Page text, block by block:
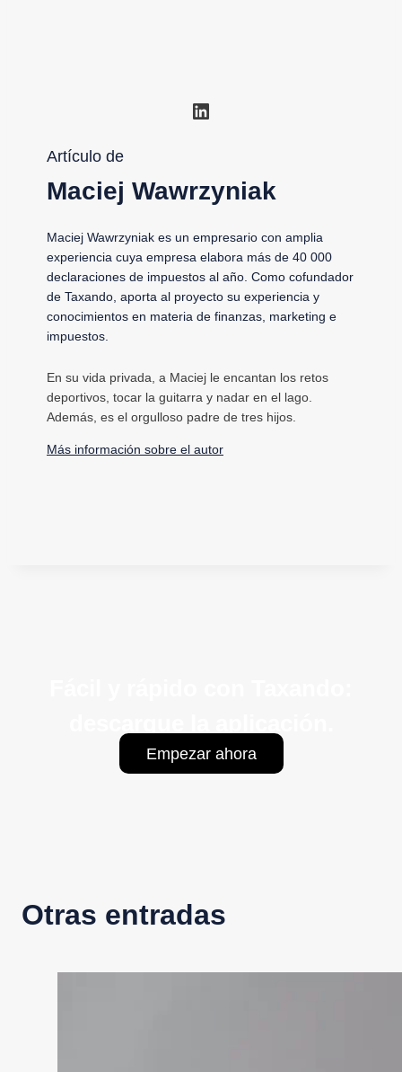
LinkedIn
Artículo de
Maciej Wawrzyniak
Maciej Wawrzyniak es un empresario con amplia
experiencia cuya empresa elabora más de 40 000
declaraciones de impuestos al año. Como cofundador
de Taxando, aporta al proyecto su experiencia y
conocimientos en materia de finanzas, marketing e
impuestos.
En su vida privada, a Maciej le encantan los retos
deportivos, tocar la guitarra y nadar en el lago.
Además, es el orgulloso padre de tres hijos.
Más información sobre el autor
Empezar ahora
Otras entradas